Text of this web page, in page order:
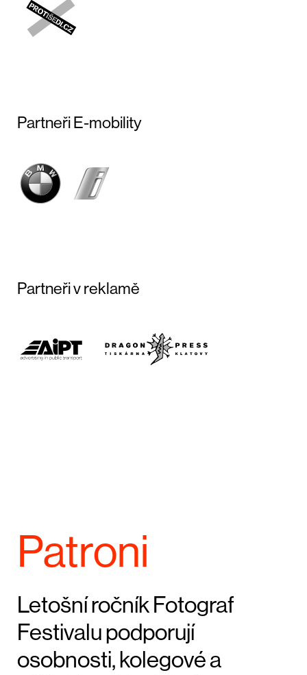
Partneři E-mobility
Partneři v reklamě
Patroni
Letošní ročník Fotograf
Festivalu podporují
osobnosti, kolegové a